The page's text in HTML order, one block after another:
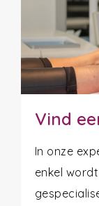
Vind
In onze
enkel